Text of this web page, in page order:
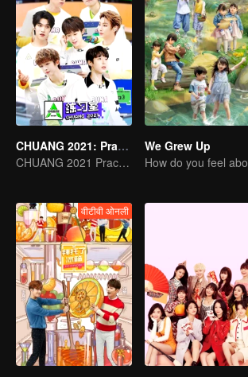
CHUANG 2021: Practice Room
CHUANG 2021 Practice Room
We Grew Up
वीटीवी ओनली